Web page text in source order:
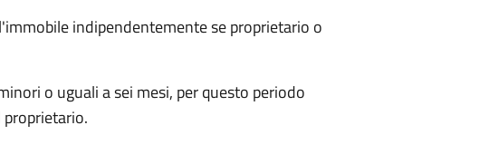
indipendentemente se proprietario o
o uguali a sei mesi, per questo periodo